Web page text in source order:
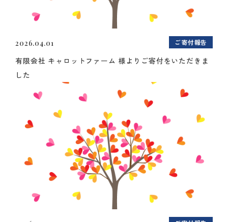
2026.04.01 ご寄付報告
有限会社 キャロットファーム 様よりご寄付をいただきま
した